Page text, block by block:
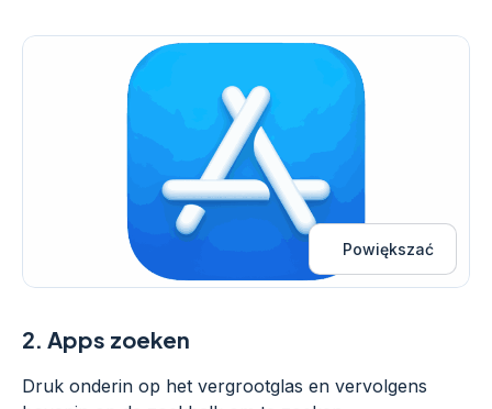
Powiększać
2. Apps zoeken
Druk onderin op het vergrootglas en vervolgens